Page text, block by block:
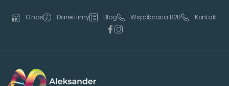
O nas Dane firmy Blog Współpraca B2B Kontakt